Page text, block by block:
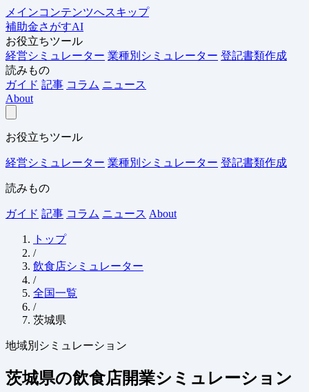
メインコンテンツへスキップ
補助金さがすAI
お役立ちツール
経営シミュレーター 業種別シミュレーター 登記書類作成
読みもの
ガイド 記事 コラム ニュース
About
お役立ちツール
経営シミュレーター 業種別シミュレーター 登記書類作成
読みもの
ガイド 記事 コラム ニュース About
トップ
/
飲食店シミュレーター
/
全国一覧
/
茨城県
地域別シミュレーション
茨城県の飲食店開業シミュレーション